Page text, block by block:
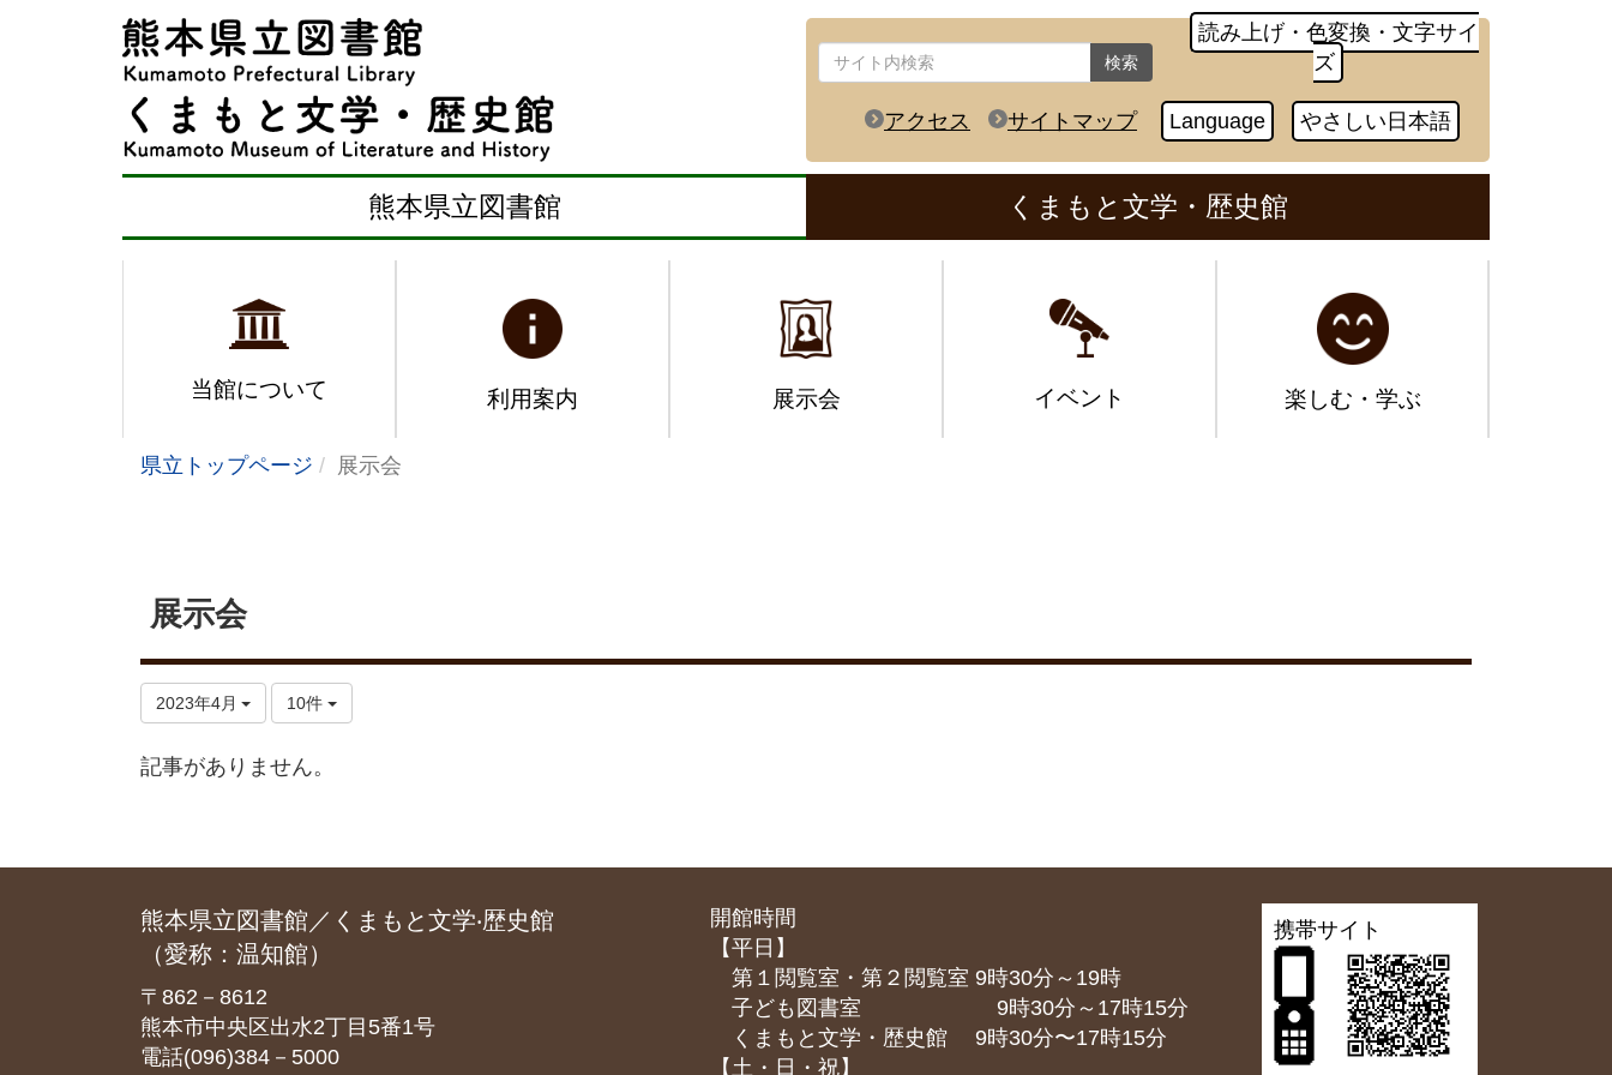
検索
読み上げ・色変換・文字サイ
ズ
アクセス サイトマップ Language やさしい日本語
熊本県立図書館 くまもと文学・歴史館
当館について 利用案内 展示会 イベント 楽しむ・学ぶ
県立トップページ 展示会
展示会
2023年4月 10件
記事がありません。
熊本県立図書館／くまもと文学‧歴史館
（愛称：温知館）
〒862－8612
熊本市中央区出水2丁目5番1号
電話(096)384－5000
開館時間
【平日】
第１閲覧室・第２閲覧室 9時30分～19時
子ども図書室 9時30分～17時15分
くまもと⽂学・歴史館 9時30分〜17時15分
【土・日・祝】
携帯サイト